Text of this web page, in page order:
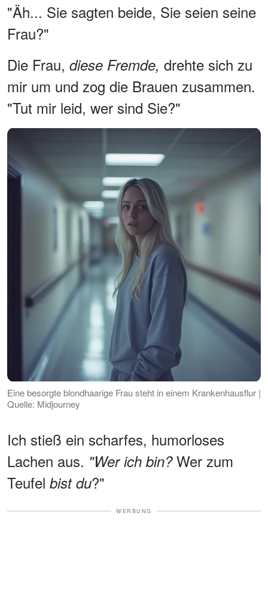
"Äh... Sie sagten beide, Sie seien seine
Frau?"
Die Frau, diese Fremde, drehte sich zu
mir um und zog die Brauen zusammen.
"Tut mir leid, wer sind Sie?"
Eine besorgte blondhaarige Frau steht in einem Krankenhausflur |
Quelle: Midjourney
Ich stieß ein scharfes, humorloses
Lachen aus. "Wer ich bin?Wer zum
Teufel bist du?"
WERBUNG